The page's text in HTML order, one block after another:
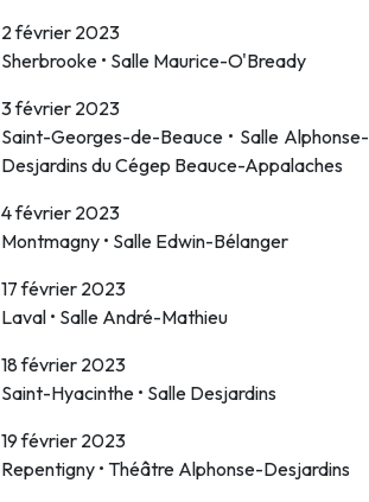
2 février 2023
Sherbrooke • Salle Maurice-O'Bready
3 février 2023
Saint-Georges-de-Beauce • Salle Alphonse-
Desjardins du Cégep Beauce-Appalaches
4 février 2023
Montmagny • Salle Edwin-Bélanger
17 février 2023
Laval • Salle André-Mathieu
18 février 2023
Saint-Hyacinthe • Salle Desjardins
19 février 2023
Repentigny • Théâtre Alphonse-Desjardins